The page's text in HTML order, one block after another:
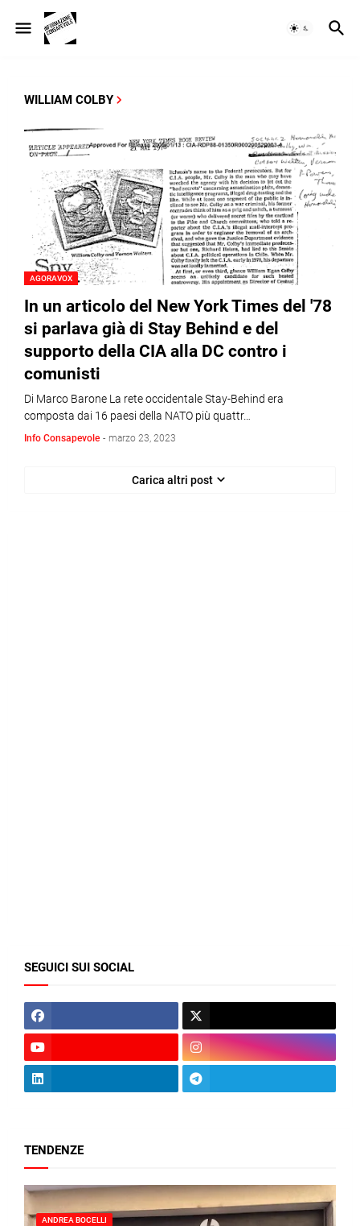
WILLIAM COLBY
AGORAVOX
In un articolo del New York Times del '78
si parlava già di Stay Behind e del
supporto della CIA alla DC contro i
comunisti
Di Marco Barone La rete occidentale Stay-Behind era
composta dai 16 paesi della NATO più quattr…
Info Consapevole - marzo 23, 2023
Carica altri post
SEGUICI SUI SOCIAL
TENDENZE
ANDREA BOCELLI